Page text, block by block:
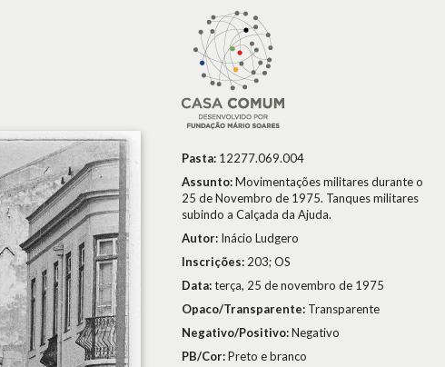
Pasta: 12277.069.004
Assunto:Movimentações militares durante o
25 de Novembro de 1975. Tanques militares
subindo a Calçada da Ajuda.
Autor: Inácio Ludgero
Inscrições: 203; OS
Data:terça, 25 de novembro de 1975
Opaco/Transparente: Transparente
Negativo/Positivo:Negativo
PB/Cor:Preto e branco